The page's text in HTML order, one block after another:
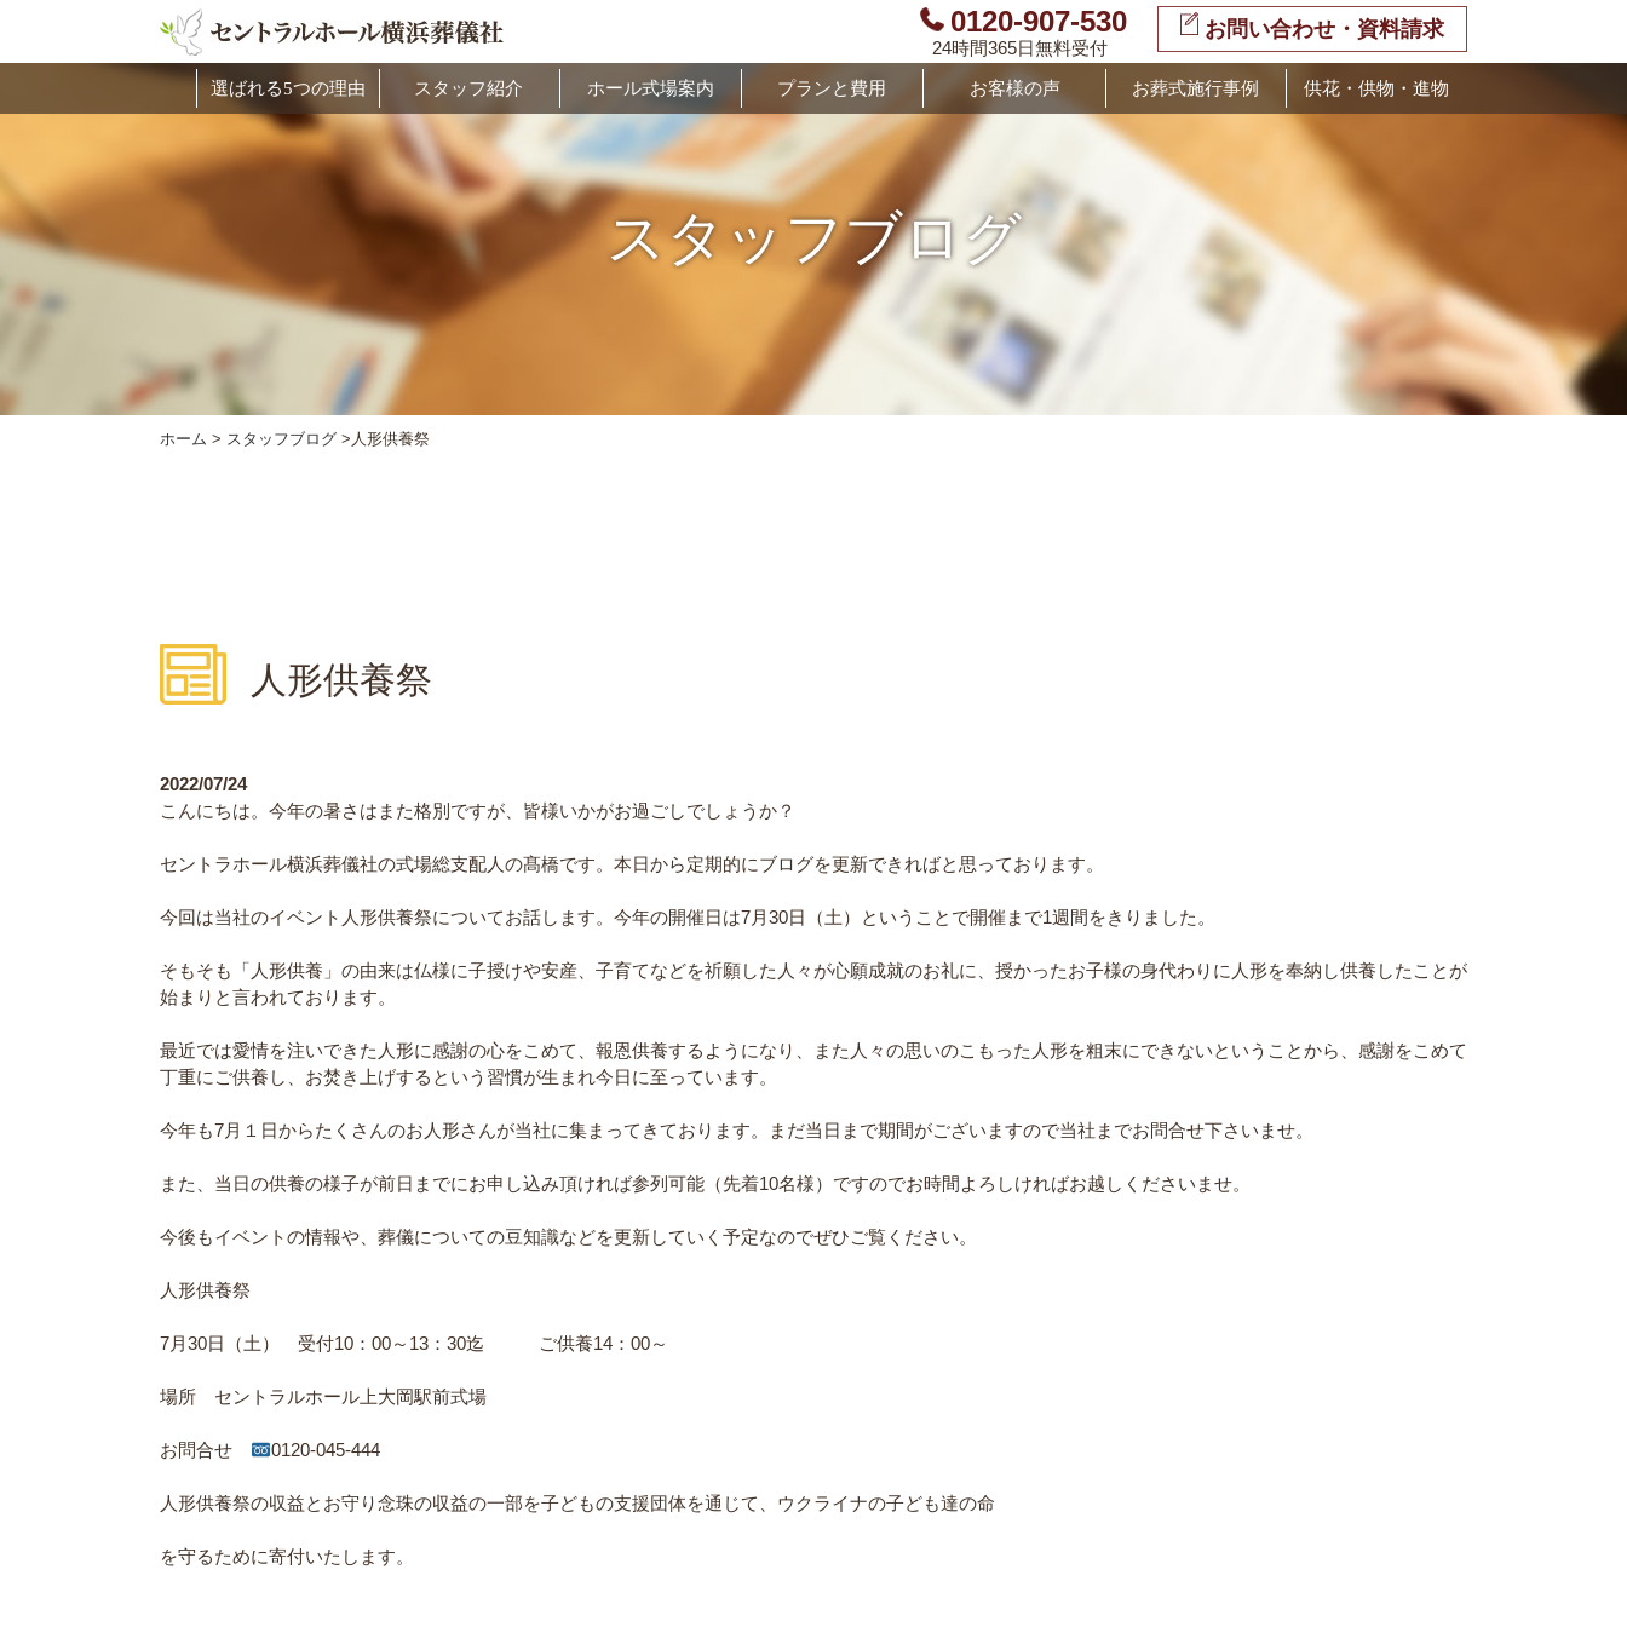
0120-907-530
24時間365日無料受付
お問い合わせ・資料請求
選ばれる5つの理由 スタッフ紹介 ホール式場案内 プランと費用 お客様の声 お葬式施行事例 供花・供物・進物
スタッフブログ
ホーム > スタッフブログ > 人形供養祭
人形供養祭
2022/07/24
こんにちは。今年の暑さはまた格別ですが、皆様いかがお過ごしでしょうか？
セントラホール横浜葬儀社の式場総支配人の髙橋です。本日から定期的にブログを更新できればと思っております。
今回は当社のイベント人形供養祭についてお話します。今年の開催日は7月30日（土）ということで開催まで1週間をきりました。
そもそも「人形供養」の由来は仏様に子授けや安産、子育てなどを祈願した人々が心願成就のお礼に、授かったお子様の身代わりに人形を奉納し供養したことが
始まりと言われております。
最近では愛情を注いできた人形に感謝の心をこめて、報恩供養するようになり、また人々の思いのこもった人形を粗末にできないということから、感謝をこめて
丁重にご供養し、お焚き上げするという習慣が生まれ今日に至っています。
今年も7月１日からたくさんのお人形さんが当社に集まってきております。まだ当日まで期間がございますので当社までお問合せ下さいませ。
また、当日の供養の様子が前日までにお申し込み頂ければ参列可能（先着10名様）ですのでお時間よろしければお越しくださいませ。
今後もイベントの情報や、葬儀についての豆知識などを更新していく予定なのでぜひご覧ください。
人形供養祭
7月30日（土） 受付10：00～13：30迄 ご供養14：00～
場所 セントラルホール上大岡駅前式場
お問合せ 0120-045-444
人形供養祭の収益とお守り念珠の収益の一部を子どもの支援団体を通じて、ウクライナの子ども達の命
を守るために寄付いたします。